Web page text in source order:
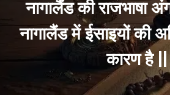
नागालैंड की राजभाषा
नागालैंड में ईसाइयों की
कारण है ||